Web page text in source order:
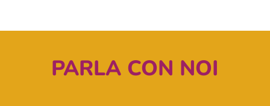
PARLA CON NOI